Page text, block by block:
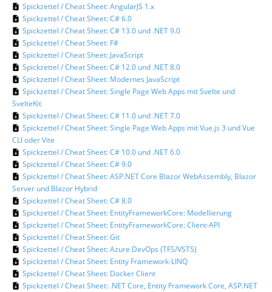
Spickzettel / Cheat Sheet: AngularJS 1.x
Spickzettel / Cheat Sheet: C# 6.0
Spickzettel / Cheat Sheet: C# 13.0 und .NET 9.0
Spickzettel / Cheat Sheet: F#
Spickzettel / Cheat Sheet: JavaScript
Spickzettel / Cheat Sheet: C# 12.0 und .NET 8.0
Spickzettel / Cheat Sheet: Modernes JavaScript
Spickzettel / Cheat Sheet: Single Page Web Apps mit Svelte und
SvelteKit
Spickzettel / Cheat Sheet: C# 11.0 und .NET 7.0
Spickzettel / Cheat Sheet: Single Page Web Apps mit Vue.js 3 und Vue
CLI oder Vite
Spickzettel / Cheat Sheet: C# 10.0 und .NET 6.0
Spickzettel / Cheat Sheet: C# 9.0
Spickzettel / Cheat Sheet: ASP.NET Core Blazor WebAssembly, Blazor
Server und Blazor Hybrid
Spickzettel / Cheat Sheet: C# 8.0
Spickzettel / Cheat Sheet: EntityFrameworkCore: Modellierung
Spickzettel / Cheat Sheet: EntityFrameworkCore: Client-API
Spickzettel / Cheat Sheet: Git
Spickzettel / Cheat Sheet: Azure DevOps (TFS/VSTS)
Spickzettel / Cheat Sheet: Entity Framework-LINQ
Spickzettel / Cheat Sheet: Docker Client
Spickzettel / Cheat Sheet: .NET Core, Entity Framework Core, ASP.NET